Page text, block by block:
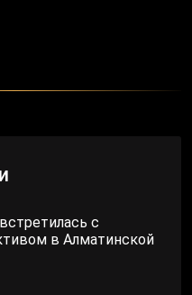
с
в Алматинской